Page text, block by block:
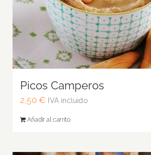
Picos Camperos
2,50 € IVA incluido
Añadir al carrito